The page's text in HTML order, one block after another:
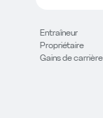
Entraîneur
Propriétaire
Gains de carrière